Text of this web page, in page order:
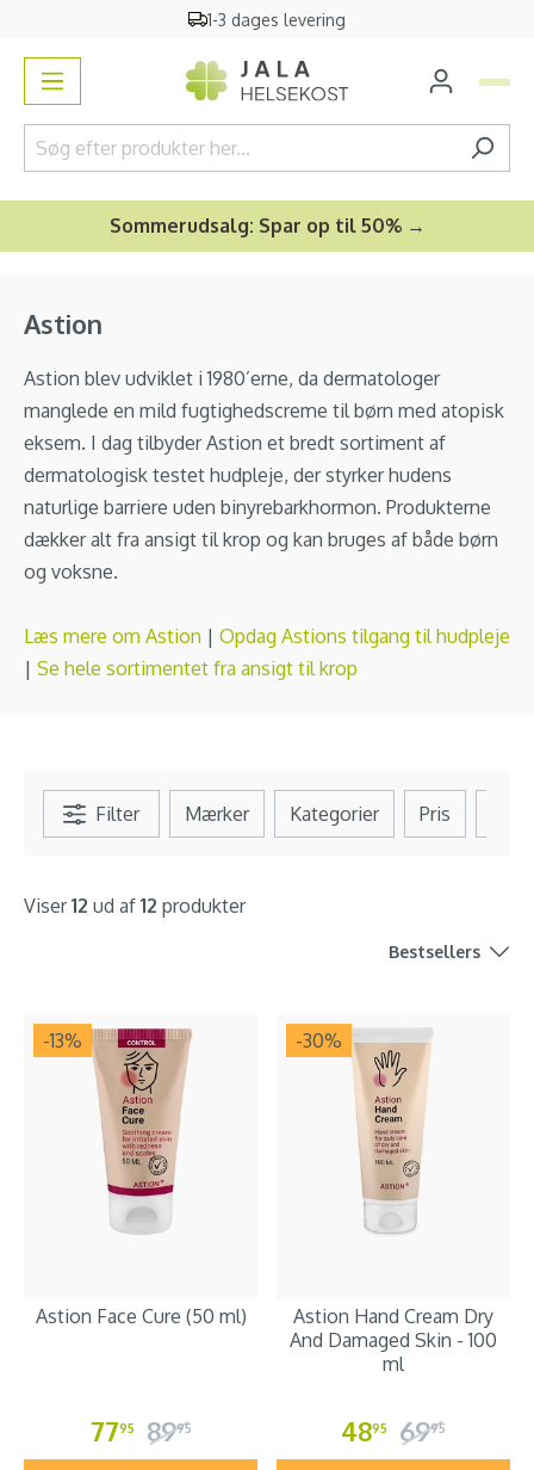
1-3 dages levering
Sommerudsalg: Spar op til 50% →
Astion
Astion blev udviklet i 1980’erne, da dermatologer
manglede en mild fugtighedscreme til børn med atopisk
eksem. I dag tilbyder Astion et bredt sortiment af
dermatologisk testet hudpleje, der styrker hudens
naturlige barriere uden binyrebarkhormon. Produkterne
dækker alt fra ansigt til krop og kan bruges af både børn
og voksne.
Læs mere om Astion | Opdag Astions tilgang til hudpleje
| Se hele sortimentet fra ansigt til krop
Filter Mærker Kategorier Pris
Viser12 ud af 12 produkter
Bestsellers
-13%
Astion Face Cure (50 ml)
7795 8995
-30%
Astion Hand Cream Dry
And Damaged Skin - 100
ml
4895 6995